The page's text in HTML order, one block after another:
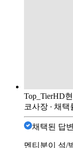
Top_TierHD
코사장 ∙ 채택
채택된 답변
멘티분이 석/